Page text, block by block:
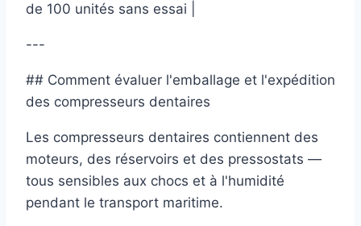
de 100 unités sans essai |
---
## Comment évaluer l'emballage et l'expédition
des compresseurs dentaires
Les compresseurs dentaires contiennent des
moteurs, des réservoirs et des pressostats —
tous sensibles aux chocs et à l'humidité
pendant le transport maritime.